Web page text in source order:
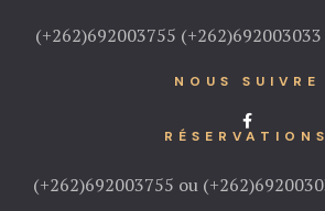
(+262)692003755 (+262)692003033
NOUS SUIVRE
RÉSERVATIONS
(+262)692003755 ou